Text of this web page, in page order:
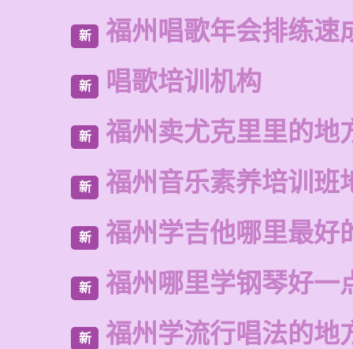
新 福州唱歌年会排练速
新 唱歌培训机构
新 福州卖尤克里里的地
新 福州音乐素养培训班
新 福州学吉他哪里最好
新 福州哪里学钢琴好一
新 福州学流行唱法的地